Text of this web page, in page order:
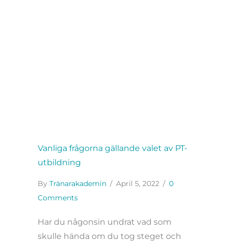
Vanliga frågorna gällande valet av PT-
utbildning
By Tränarakademin / April 5, 2022 / 0
Comments
Har du någonsin undrat vad som
skulle hända om du tog steget och